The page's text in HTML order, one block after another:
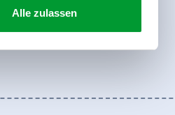
Alle zulassen